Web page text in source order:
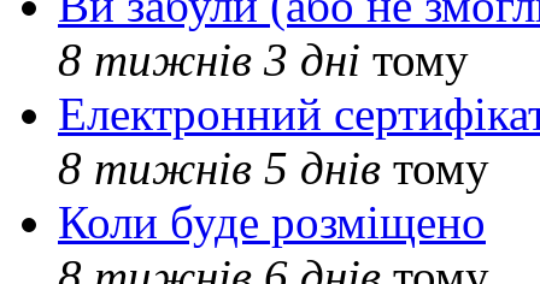
8 тижнів 3 дні тому
Електронний
8 тижнів 5 днів тому
Коли буде розміщено